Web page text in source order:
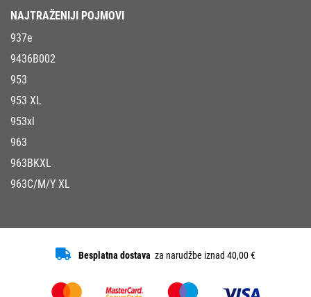
NAJTRAŽENIJI POJMOVI
937e
9436B002
953
953 XL
953xl
963
963BKXL
963C/M/Y XL
Besplatna dostava za narudžbe iznad 40,00 €